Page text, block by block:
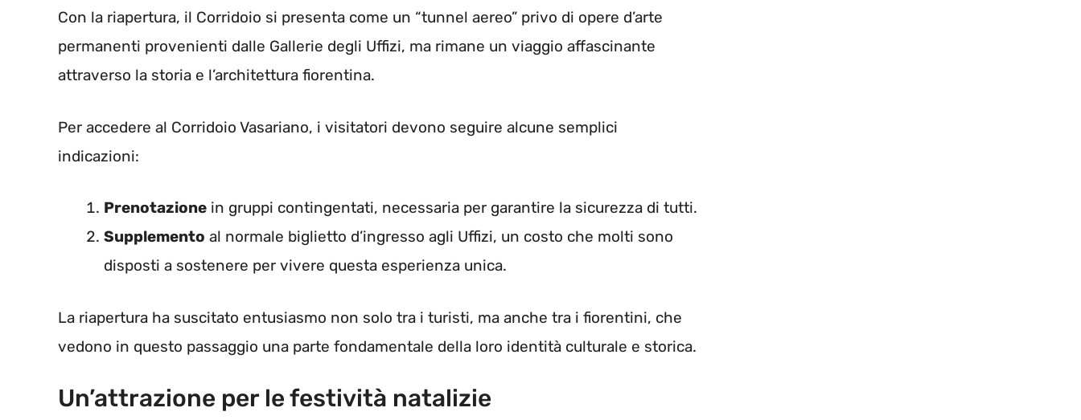
Con la riapertura, il Corridoio si presenta come un “tunnel aereo” privo di opere d’arte
permanenti provenienti dalle Gallerie degli Uffizi, ma rimane un viaggio affascinante
attraverso la storia e l’architettura fiorentina.
Per accedere al Corridoio Vasariano, i visitatori devono seguire alcune semplici
indicazioni:
Prenotazione in gruppi contingentati, necessaria per garantire la sicurezza di tutti.
Supplemento al normale biglietto d’ingresso agli Uffizi, un costo che molti sono
disposti a sostenere per vivere questa esperienza unica.
La riapertura ha suscitato entusiasmo non solo tra i turisti, ma anche tra i fiorentini, che
vedono in questo passaggio una parte fondamentale della loro identità culturale e storica.
Un’attrazione per le festività natalizie